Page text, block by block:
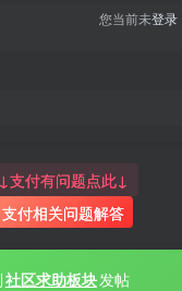
您当前未登录
↓支付有问题点此↓
支付相关问题解答
社区求助板块发帖